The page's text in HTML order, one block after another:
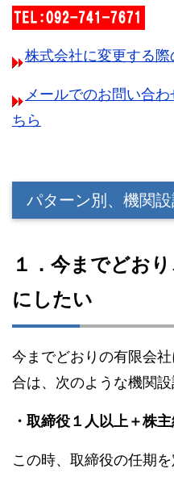
株式会社に変更する際
メールでのお問い合
ちら
パターン別、機関設
１．今までどお
にしたい
今までどおりの有限会
合は、次のような機関設
・取締役１人以上＋株
この時、取締役の任期